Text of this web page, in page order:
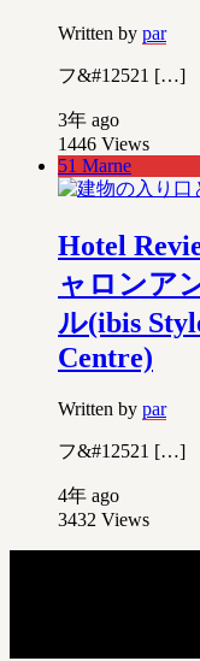
Written by par
フ&#12521 […]
3年 ago
1446 Views
51 Marne
Hotel
ャロンア
ル(ibis
Centre)
Written by par
フ&#12521 […]
4年 ago
3432 Views